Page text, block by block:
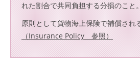
れた割合で共同負担する分損のこと。
原則として貨物海上保険で補償され
（Insurance Policy 参照）